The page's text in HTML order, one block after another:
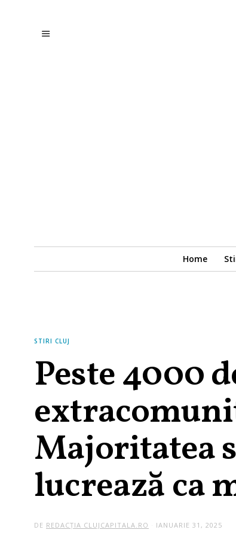
Home
STIRI CLUJ
Peste 4000
Majoritatea
lucrează ca
DE REDACȚIA CLUJCAPITALA.RO IANUARIE 31, 2025